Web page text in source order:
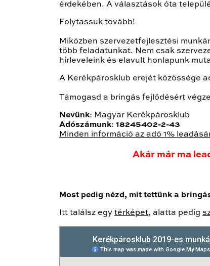
érdekében. A választások óta
Folytassuk tovább!
Miközben szervezetfejlesztési
több feladatunkat. Nem csak
hírleveleink és elavult honlapunk
A Kerékpárosklub erejét közössége
Támogasd a bringás fejlődésért
Nevünk: Magyar Kerékpárosklub
Adószámunk: 18245402-2-43
Minden információ az adó 1%
Akár már ma
Most pedig nézd, mit tettünk a
Itt találsz egy térképet, alatta pedig